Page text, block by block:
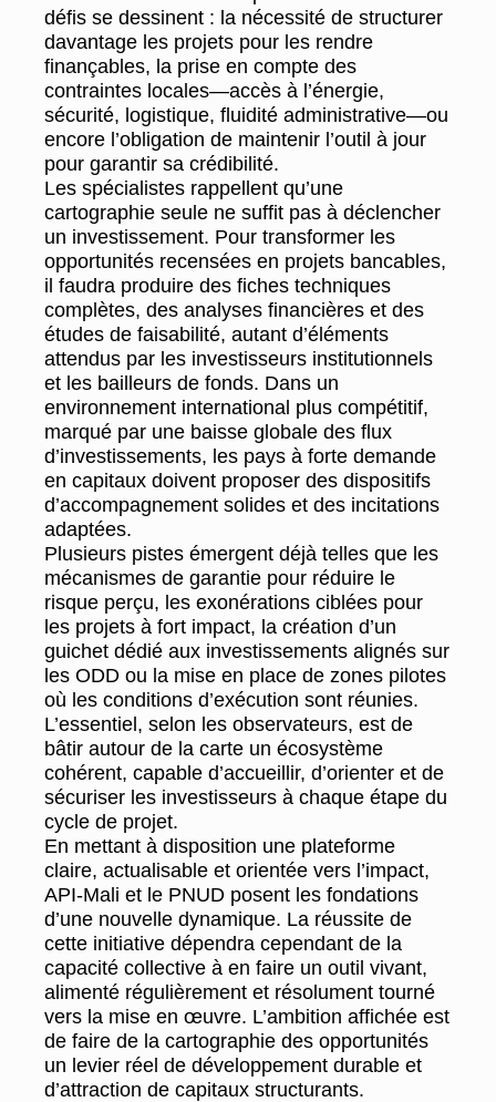
défis se dessinent : la nécessité de structurer
davantage les projets pour les rendre
finançables, la prise en compte des
contraintes locales—accès à l’énergie,
sécurité, logistique, fluidité administrative—ou
encore l’obligation de maintenir l’outil à jour
pour garantir sa crédibilité.
Les spécialistes rappellent qu’une
cartographie seule ne suffit pas à déclencher
un investissement. Pour transformer les
opportunités recensées en projets bancables,
il faudra produire des fiches techniques
complètes, des analyses financières et des
études de faisabilité, autant d’éléments
attendus par les investisseurs institutionnels
et les bailleurs de fonds. Dans un
environnement international plus compétitif,
marqué par une baisse globale des flux
d’investissements, les pays à forte demande
en capitaux doivent proposer des dispositifs
d’accompagnement solides et des incitations
adaptées.
Plusieurs pistes émergent déjà telles que les
mécanismes de garantie pour réduire le
risque perçu, les exonérations ciblées pour
les projets à fort impact, la création d’un
guichet dédié aux investissements alignés sur
les ODD ou la mise en place de zones pilotes
où les conditions d’exécution sont réunies.
L’essentiel, selon les observateurs, est de
bâtir autour de la carte un écosystème
cohérent, capable d’accueillir, d’orienter et de
sécuriser les investisseurs à chaque étape du
cycle de projet.
En mettant à disposition une plateforme
claire, actualisable et orientée vers l’impact,
API-Mali et le PNUD posent les fondations
d’une nouvelle dynamique. La réussite de
cette initiative dépendra cependant de la
capacité collective à en faire un outil vivant,
alimenté régulièrement et résolument tourné
vers la mise en œuvre. L’ambition affichée est
de faire de la cartographie des opportunités
un levier réel de développement durable et
d’attraction de capitaux structurants.